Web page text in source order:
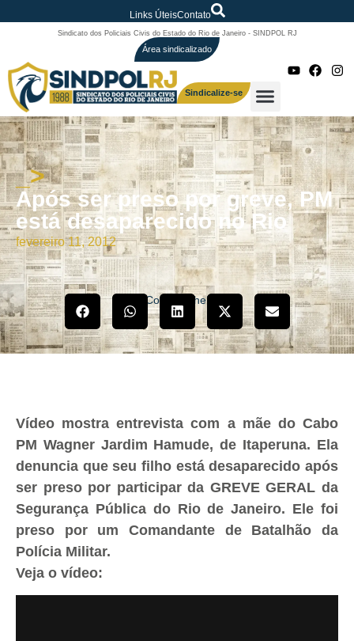
Links ÚteisContato
Sindicato dos Policiais Civis do Estado do Rio de Janeiro - SINDPOL RJ
Área sindicalizado
Sindicalize-se
_>
Após ser preso por greve, PM
está desaparecido no Rio
fevereiro 11, 2012
Compartilhe!
Vídeo mostra entrevista com a mãe do Cabo
PM Wagner Jardim Hamude, de Itaperuna. Ela
denuncia que seu filho está desaparecido após
ser preso por participar da GREVE GERAL da
Segurança Pública do Rio de Janeiro. Ele foi
preso por um Comandante de Batalhão da
Polícia Militar.
Veja o vídeo: